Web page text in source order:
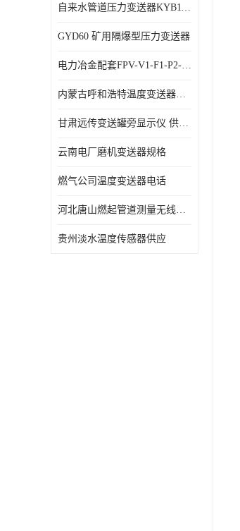
自来水管道压力变送器KYB11G03M2型号 使用方便
GYD60 矿用隔爆型压力变送器
电力冶金配套FPV-V1-F1-P2-03电压变送器
内蒙古呼和浩特温度变送器配套罐旁显示仪供应 性能稳定
甘肃远传变送罐旁显示仪 供应及时
云南电厂磨机变送器规格
燃气公司温度变送器电话
河北唐山燃起管道测量无线压力变送器型号 性能稳定
贵州淡水温度传感器供应